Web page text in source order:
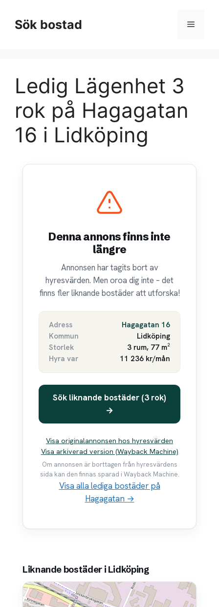
innehållSök bostad Meny
Ledig Lägenhet 3
rok på Hagagatan
16 i Lidköping
Denna annons finns inte
längre
Annonsen har tagits bort av
hyresvärden. Men oroa dig inte – det
finns fler liknande bostäder att utforska!
Adress
Hagagatan 16
Kommun
Lidköping
Storlek
3 rum, 77 m²
Hyra var
11 236 kr/mån
Sök liknande bostäder (3 rok)
→
Visa originalannonsen hos hyresvärden
Visa arkiverad version (Wayback Machine)
Om annonsen är borttagen från hyresvärdens
sida kan den finnas sparad i Wayback Machine.
Visa alla lediga bostäder på
Hagagatan →
Liknande bostäder i Lidköping